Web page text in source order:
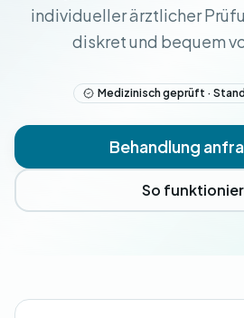
individueller ärztlicher
diskret und bequem
Medizinisch geprüft ·
Behandlung
So